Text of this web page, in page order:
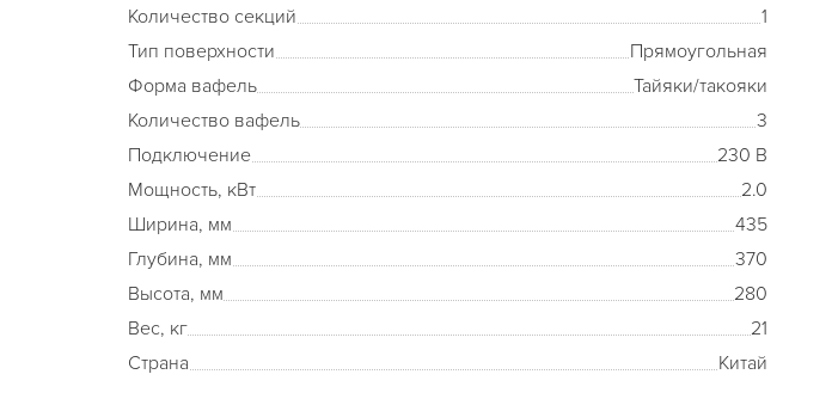
Количество секций
1
Тип поверхности
Прямоугольная
Форма вафель
Тайяки/такояки
Количество вафель
3
Подключение
230 В
Мощность, кВт
2.0
Ширина, мм
435
Глубина, мм
370
Высота, мм
280
Вес, кг
21
Страна
Китай